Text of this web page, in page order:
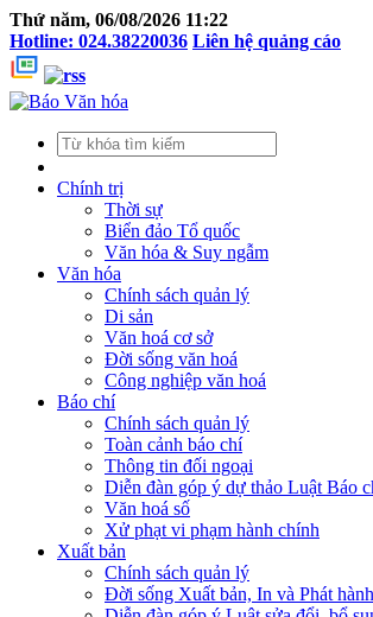
Thứ năm, 06/08/2026 11:22
Hotline: 024.38220036 Liên hệ quảng cáo
Chính trị
Thời sự
Biển đảo Tổ quốc
Văn hóa & Suy ngẫm
Văn hóa
Chính sách quản lý
Di sản
Văn hoá cơ sở
Đời sống văn hoá
Công nghiệp văn hoá
Báo chí
Chính sách quản lý
Toàn cảnh báo chí
Thông tin đối ngoại
Diễn đàn góp ý dự thảo Luật Báo
Văn hoá số
Xử phạt vi phạm hành chính
Xuất bản
Chính sách quản lý
Đời sống Xuất bản, In và Phát hành